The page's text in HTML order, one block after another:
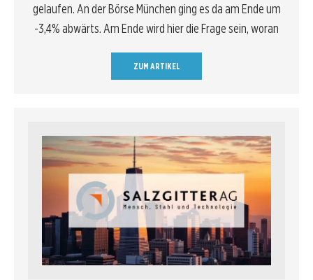
gelaufen. An der Börse München ging es da am Ende um
-3,4% abwärts. Am Ende wird hier die Frage sein, woran
ZUM ARTIKEL